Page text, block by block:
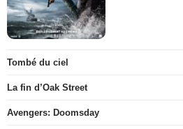
Tombé du ciel
La fin d’Oak Street
Avengers: Doomsday